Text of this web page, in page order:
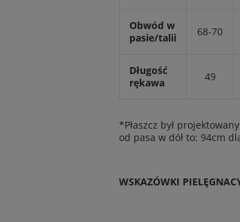
Obwód w
pasie/talii
68-70
Długość
rękawa
49
*Płaszcz był
od pasa w dół to: 94cm
WSKAZÓWKI